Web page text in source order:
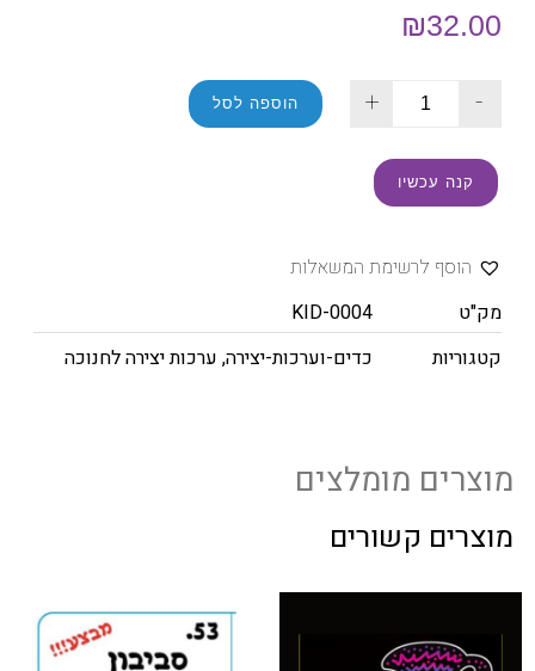
₪32.00
-
+ הוספה לסל
קנה עכשיו
הוסף לרשימת המשאלות
מק"ט
KID-0004
קטגוריות
כדים-וערכות-יצירה, ערכות יצירה לחנוכה
מוצרים מומלצים
מוצרים קשורים